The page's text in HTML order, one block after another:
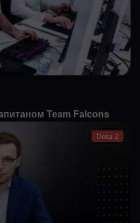
Team Falcons
Dota 2